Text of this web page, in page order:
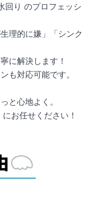
回り のプロフェッシ
理的に嫌」「シンク
に解決します！
も対応可能です。
と心地よく。
お任せください！